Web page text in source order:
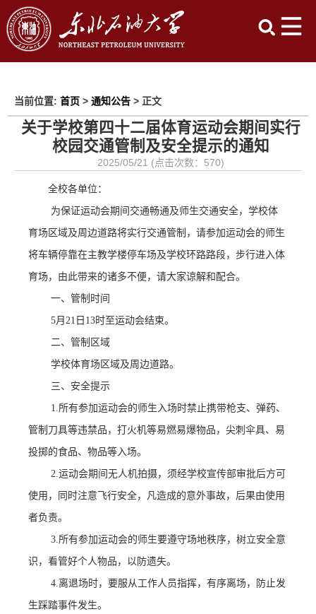
当前位置: 首页> 通知公告> 正文
关于学校第四十二届体育运动会期间实行
校园交通管制及安全提示的通知
2025/05/21 (点击次数： 570)
全校各单位：
为保证运动会期间交通畅通及师生交通安全，学校体
育场区域及周边道路将实行交通管制，请参加运动会的师生
将车辆停靠在主教学楼停车场及学校环路路段，步行进入体
育场，由此带来的诸多不便，请大家谅解和配合。
一、管制时间
5月21日13时至运动会结束。
二、管制区域
学校体育场区域及周边道路。
三、安全提示
1.所有参加运动会的师生入场时禁止携带枪支、弹药、
管制刀具等违禁品，打火机等易燃易爆物品，尖刺伞具、易
投掷的食品、物品等入场。
2.运动会期间无人机拍摄，须经学校宣传部审批后方可
使用，同时注意飞行安全，凡造成的意外事故，后果由使用
者负责。
3.所有参加运动会的师生要遵守场地秩序，树立安全意
识，看管好个人物品，以防遗失。
4.离退场时，要服从工作人员指挥，有序离场，防止发
生踩踏事件发生。